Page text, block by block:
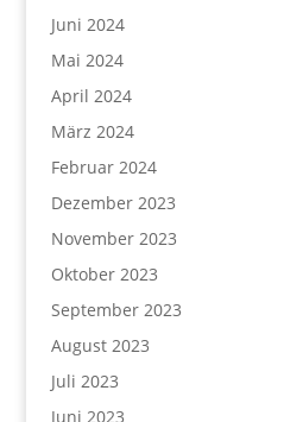
Juni 2024
Mai 2024
April 2024
März 2024
Februar 2024
Dezember 2023
November 2023
Oktober 2023
September 2023
August 2023
Juli 2023
Juni 2023